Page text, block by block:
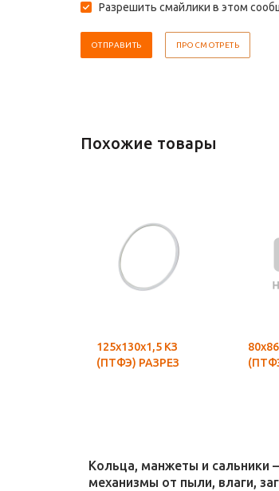
Разрешить смайлики в этом
Похожие товары
125х130х1,5 КЗ
(ПТФЭ) РАЗРЕЗ
Кольца, манжеты и сальники
механизмы от пыли, влаги,